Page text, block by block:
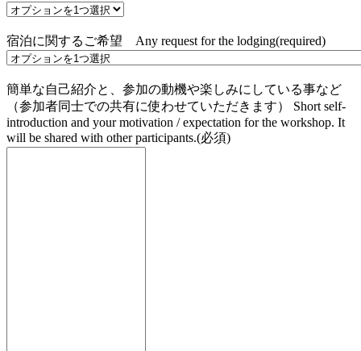
宿泊に関するご希望 Any request for the lodging(required)
簡単な自己紹介と、参加の動機や楽しみにしている事など
（参加者同士での共有に使わせていただきます） Short self-
introduction and your motivation / expectation for the workshop. It
will be shared with other participants.(必須)